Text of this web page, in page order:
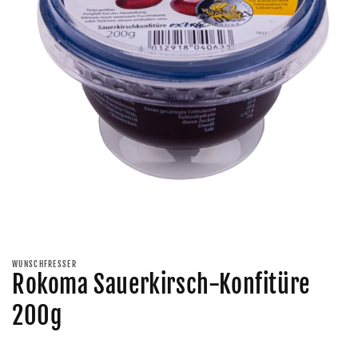
Modal
öffnen
WUNSCHFRESSER
Rokoma Sauerkirsch-Konfitüre
200g